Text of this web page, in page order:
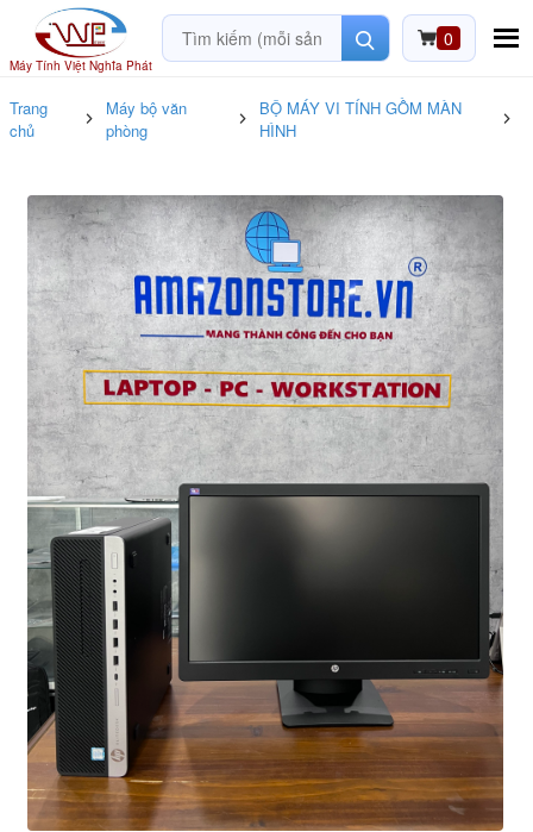
Máy Tính Việt Nghĩa Phát
0
Trang
chủ
Máy bộ văn
phòng
BỘ MÁY VI TÍNH GỒM MÀN
HÌNH